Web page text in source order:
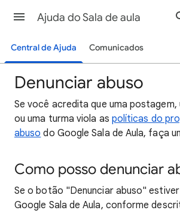
Ajuda do Sala de aula
Central de Ajuda Comunicados
Denunciar abuso
Se você acredita que uma
ou uma turma viola as políticas do
abuso do Google Sala de Aula, faça
Como posso denunciar
Se o botão "Denunciar abuso"
Google Sala de Aula, conforme